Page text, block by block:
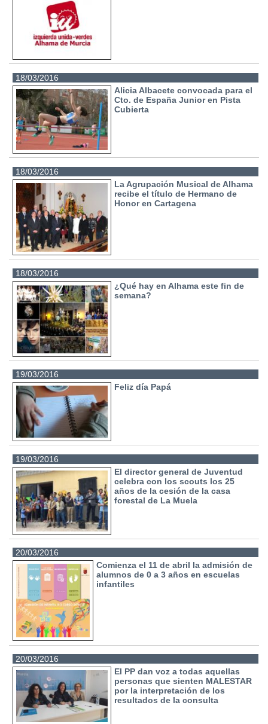
18/03/2016
Alicia Albacete convocada para el
Cto. de España Junior en Pista
Cubierta
18/03/2016
La Agrupación Musical de Alhama
recibe el título de Hermano de
Honor en Cartagena
18/03/2016
¿Qué hay en Alhama este fin de
semana?
19/03/2016
Feliz día Papá
19/03/2016
El director general de Juventud
celebra con los scouts los 25
años de la cesión de la casa
forestal de La Muela
20/03/2016
Comienza el 11 de abril la admisión de
alumnos de 0 a 3 años en escuelas
infantiles
20/03/2016
El PP dan voz a todas aquellas
personas que sienten MALESTAR
por la interpretación de los
resultados de la consulta